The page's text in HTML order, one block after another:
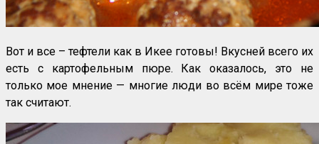
Вот и все – тефтели как в Икее готовы! Вкусней всего их
есть с картофельным пюре. Как оказалось, это не
только мое мнение — многие люди во всём мире тоже
так считают.